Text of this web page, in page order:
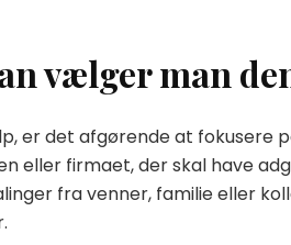
vælger man
er det afgørende at fokusere
eller firmaet, der skal have
fra venner, familie eller